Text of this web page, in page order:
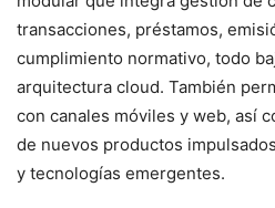
transacciones, préstamos,
cumplimiento normativo, todo
arquitectura cloud. También
con canales móviles y web, así
de nuevos productos
y tecnologías emergentes.